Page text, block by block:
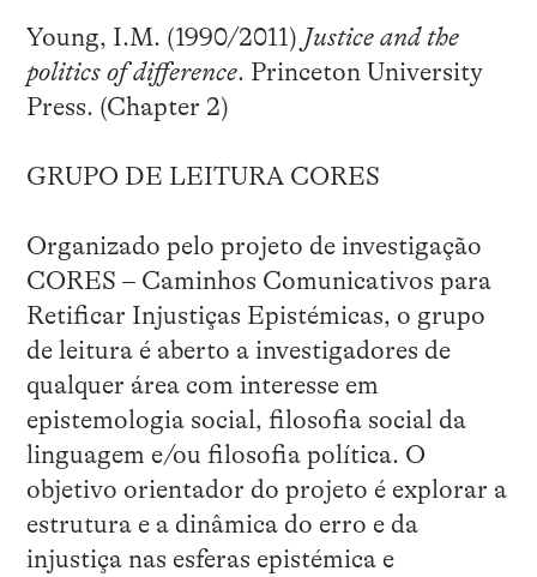
Young, I.M. (1990/2011) Justice and the
politics of difference. Princeton University
Press. (Chapter 2)
GRUPO DE LEITURA CORES
Organizado pelo projeto de investigação
CORES – Caminhos Comunicativos para
Retificar Injustiças Epistémicas, o grupo
de leitura é aberto a investigadores de
qualquer área com interesse em
epistemologia social, filosofia social da
linguagem e/ou filosofia política. O
objetivo orientador do projeto é explorar a
estrutura e a dinâmica do erro e da
injustiça nas esferas epistémica e